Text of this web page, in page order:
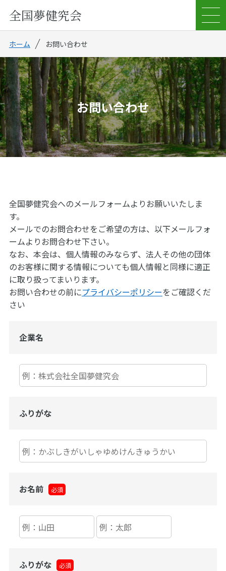
全国夢健究会
ホーム お問い合わせ
お問い合わせ
全国夢健究会へのメールフォームよりお願いいたしま
す。
メールでのお問合わせをご希望の方は、以下メールフォ
ームよりお問合わせ下さい。
なお、本会は、個人情報のみならず、法人その他の団体
のお客様に関する情報についても個人情報と同様に適正
に取り扱ってまいります。
お問い合わせの前にプライバシーポリシーをご確認くだ
さい
企業名
ふりがな
お名前 必須
ふりがな 必須